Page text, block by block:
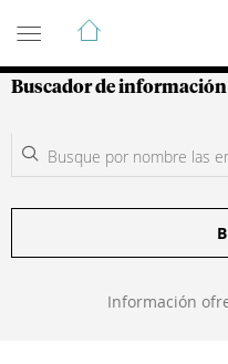
Guía de
Buscador de información
Información